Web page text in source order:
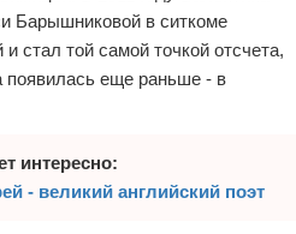
Барышниковой в ситкоме
стал той самой точкой отсчета,
появилась еще раньше - в
интересно:
- великий английский поэт